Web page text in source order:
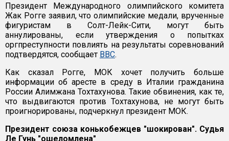
Президент Международного олимпийского комитета
Жак Рогге заявил, что олимпийские медали, врученные
фигуристам в Солт-Лейк-Сити, могут быть
аннулированы, если утверждения о попытках
оргпреступности повлиять на результаты соревнований
подтвердятся, сообщает ВВС.
Как сказал Рогге, МОК хочет получить больше
информации об аресте в среду в Италии гражданина
России Алимжана Тохтахунова. Такие обвинения, как те,
что выдвигаются против Тохтахунова, не могут быть
проигнорированы, подчеркнул президент МОК.
Президент союза конькобежцев "шокирован". Судья
Ле Гунь "ошеломлена"